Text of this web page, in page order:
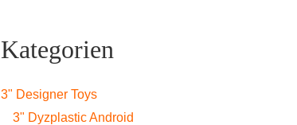
Kategorien
3" Designer Toys
3" Dyzplastic Android